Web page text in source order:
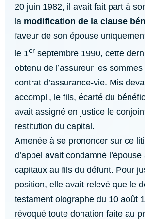
20 juin 1982, il avait fait part à
la modification de la clause
faveur de son épouse
le 1er septembre 1990, cette
obtenu de l’assureur les
contrat d’assurance-vie. Mis
accompli, le fils, écarté du
avait assigné en justice le
restitution du capital.
Amenée à se prononcer sur ce
d’appel avait condamné
capitaux au fils du défunt. Pour
position, elle avait relevé que le
testament olographe du 10 août
révoqué toute donation faite au